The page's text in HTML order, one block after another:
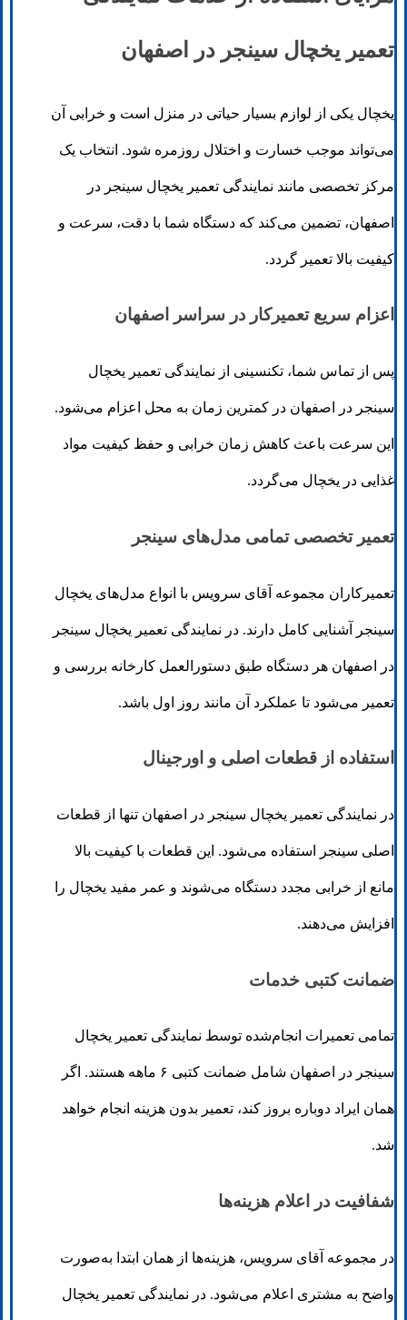
تعمیر یخچال سینجر در اصفهان
یخچال یکی از لوازم بسیار حیاتی در منزل است و خرابی آن
می‌تواند موجب خسارت و اختلال روزمره شود. انتخاب یک
مرکز تخصصی مانند نمایندگی تعمیر یخچال سینجر در
اصفهان، تضمین می‌کند که دستگاه شما با دقت، سرعت و
کیفیت بالا تعمیر گردد.
اعزام سریع تعمیرکار در سراسر اصفهان
پس از تماس شما، تکنسینی از نمایندگی تعمیر یخچال
سینجر در اصفهان در کمترین زمان به محل اعزام می‌شود.
این سرعت باعث کاهش زمان خرابی و حفظ کیفیت مواد
غذایی در یخچال می‌گردد.
تعمیر تخصصی تمامی مدل‌های سینجر
تعمیرکاران مجموعه آقای سرویس با انواع مدل‌های یخچال
سینجر آشنایی کامل دارند. در نمایندگی تعمیر یخچال سینجر
در اصفهان هر دستگاه طبق دستورالعمل کارخانه بررسی و
تعمیر می‌شود تا عملکرد آن مانند روز اول باشد.
استفاده از قطعات اصلی و اورجینال
در نمایندگی تعمیر یخچال سینجر در اصفهان تنها از قطعات
اصلی سینجر استفاده می‌شود. این قطعات با کیفیت بالا
مانع از خرابی مجدد دستگاه می‌شوند و عمر مفید یخچال را
افزایش می‌دهند.
ضمانت کتبی خدمات
تمامی تعمیرات انجام‌شده توسط نمایندگی تعمیر یخچال
سینجر در اصفهان شامل ضمانت کتبی ۶ ماهه هستند. اگر
همان ایراد دوباره بروز کند، تعمیر بدون هزینه انجام خواهد
شد.
شفافیت در اعلام هزینه‌ها
در مجموعه آقای سرویس، هزینه‌ها از همان ابتدا به‌صورت
واضح به مشتری اعلام می‌شود. در نمایندگی تعمیر یخچال